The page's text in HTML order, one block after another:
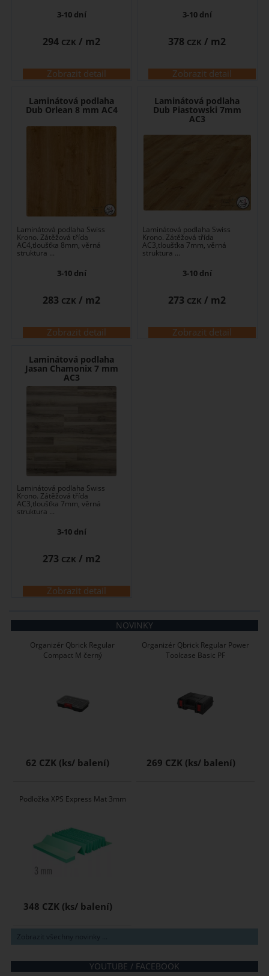
3-10 dní
Zobrazit detail
294 CZK / m2
3-10 dní
Zobrazit detail
378 CZK / m2
Laminátová podlaha
Dub Orlean 8 mm AC4
Laminátová podlaha Swiss
Krono. Zátěžová třída
AC4,tloušťka 8mm, věrná
struktura ...
3-10 dní
Zobrazit detail
283 CZK / m2
Laminátová podlaha
Dub Piastowski 7mm
AC3
Laminátová podlaha Swiss
Krono. Zátěžová třída
AC3,tloušťka 7mm, věrná
struktura ...
3-10 dní
Zobrazit detail
273 CZK / m2
Laminátová podlaha
Jasan Chamonix 7 mm
AC3
Laminátová podlaha Swiss
Krono. Zátěžová třída
AC3,tloušťka 7mm, věrná
struktura ...
3-10 dní
Zobrazit detail
273 CZK / m2
NOVINKY
Organizér Qbrick Regular
Compact M černý
62 CZK
Organizér Qbrick Regular Power
Toolcase Basic PF
269 CZK
Podložka XPS Express Mat 3mm
348 CZK
Zobrazit všechny novinky ...
YOUTUBE / FACEBOOK